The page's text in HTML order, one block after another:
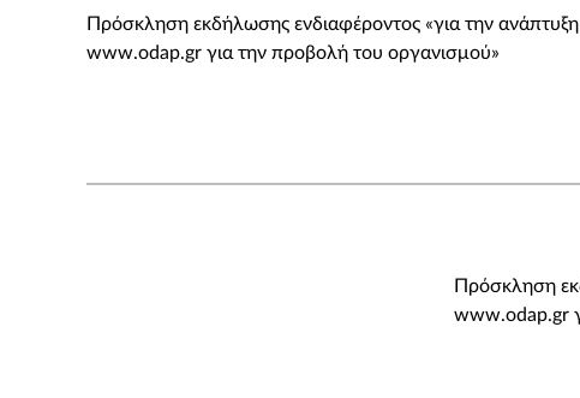
Πρόσκληση εκδήλωσης ενδιαφέροντος «για την
www.odap.gr για την προβολή του οργανισμού»
Πρόσκληση
www.odap.gr